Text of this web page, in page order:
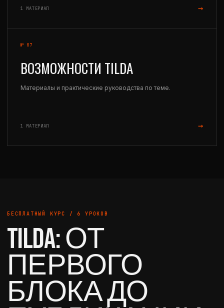
1 МАТЕРИАЛ →
№ 07
ВОЗМОЖНОСТИ TILDA
Материалы и практические руководства по теме.
1 МАТЕРИАЛ →
БЕСПЛАТНЫЙ КУРС / 6 УРОКОВ
TILDA: ОТ
ПЕРВОГО
БЛОКА ДО